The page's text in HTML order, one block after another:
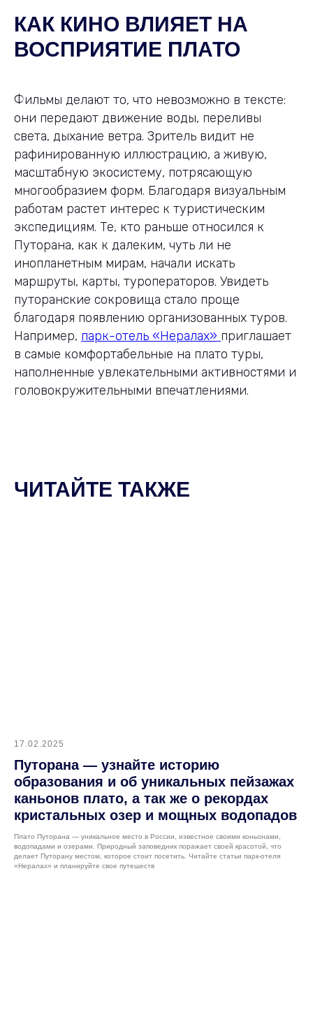
КАК КИНО ВЛИЯЕТ НА
ВОСПРИЯТИЕ ПЛАТО
Фильмы делают то, что невозможно в тексте:
они передают движение воды, переливы
света, дыхание ветра. Зритель видит не
рафинированную иллюстрацию, а живую,
масштабную экосистему, потрясающую
многообразием форм. Благодаря визуальным
работам растет интерес к туристическим
экспедициям. Те, кто раньше относился к
Путорана, как к далеким, чуть ли не
инопланетным мирам, начали искать
маршруты, карты, туроператоров. Увидеть
путоранские сокровища стало проще
благодаря появлению организованных туров.
Например, парк-отель «Нералах» приглашает
в самые комфортабельные на плато туры,
наполненные увлекательными активностями и
головокружительными впечатлениями.
ЧИТАЙТЕ ТАКЖЕ
17.02.2025
Путорана — узнайте историю
образования и об уникальных пейзажах
каньонов плато, а так же о рекордах
кристальных озер и мощных водопадов
Плато Путорана — уникальное место в России, известное своими коньонами,
водопадами и озерами. Природный заповедник поражает своей красотой, что
делает Путорану местом, которое стоит посетить. Читайте статьи парк-отеля
«Нералах» и планируйте свое путешеств